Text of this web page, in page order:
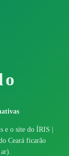
e o site do ÍRIS |
Ceará ficarão